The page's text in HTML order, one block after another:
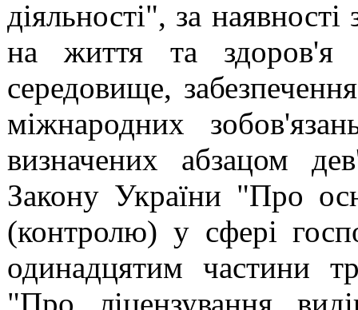
діяльності", за
на життя та здоров'я
середовище,
міжнародних
визначених абзацом
Закону України "Про
(контролю) у сфері
одинадцятим частини
"Про ліцензування